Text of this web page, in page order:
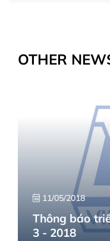
OTHER
11/05/2018
Thông báo
3 - 2018